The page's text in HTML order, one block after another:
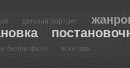
детский портрет
белое фото эстетика